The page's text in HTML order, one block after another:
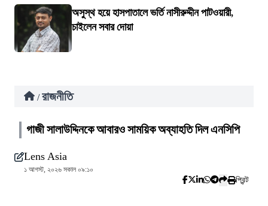
অসুস্থ হয়ে হাসপাতালে ভর্তি নাসীরুদ্দীন পাটওয়ারী,
চাইলেন সবার দোয়া
/ রাজনীতি
গাজী সালাউদ্দিনকে আবারও সাময়িক অব্যাহতি দিল এনসিপি
Lens Asia
১ আগস্ট, ২০২৬ সকাল ০৯:১০
প্রিন্ট